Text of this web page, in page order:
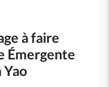
à faire
Émergente
Yao